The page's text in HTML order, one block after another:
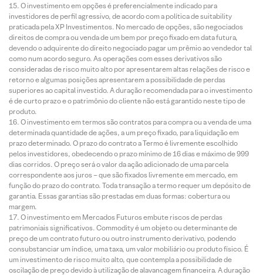
O investimento em opções é preferencialmente indicado para
investidores de perfil agressivo, de acordo com a política de suitability
praticada pela XP Investimentos. No mercado de opções, são negociados
direitos de compra ou venda de um bem por preço fixado em data futura,
devendo o adquirente do direito negociado pagar um prêmio ao vendedor tal
como num acordo seguro. As operações com esses derivativos são
consideradas de risco muito alto por apresentarem altas relações de risco e
retorno e algumas posições apresentarem a possibilidade de perdas
superiores ao capital investido. A duração recomendada para o investimento
é de curto prazo e o patrimônio do cliente não está garantido neste tipo de
produto.
O investimento em termos são contratos para compra ou a venda de uma
determinada quantidade de ações, a um preço fixado, para liquidação em
prazo determinado. O prazo do contrato a Termo é livremente escolhido
pelos investidores, obedecendo o prazo mínimo de 16 dias e máximo de 999
dias corridos. O preço será o valor da ação adicionado de uma parcela
correspondente aos juros – que são fixados livremente em mercado, em
função do prazo do contrato. Toda transação a termo requer um depósito de
garantia. Essas garantias são prestadas em duas formas: cobertura ou
margem.
O investimento em Mercados Futuros embute riscos de perdas
patrimoniais significativos. Commodity é um objeto ou determinante de
preço de um contrato futuro ou outro instrumento derivativo, podendo
consubstanciar um índice, uma taxa, um valor mobiliário ou produto físico. É
um investimento de risco muito alto, que contempla a possibilidade de
oscilação de preço devido à utilização de alavancagem financeira. A duração